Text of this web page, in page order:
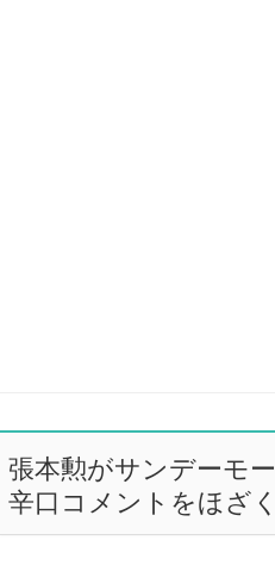
張本勲がサンデーモ
辛口コメントをほざ